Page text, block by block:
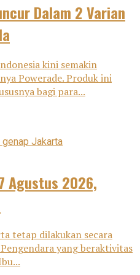
Dalam 2 Varian
kini semakin
Powerade. Produk ini
bagi para...
Agustus 2026,
tetap dilakukan secara
yang beraktivitas